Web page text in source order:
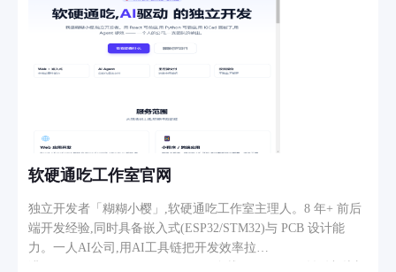
付宝/微信/银行/美团等场景）自动解析金额、类型（收入/支
出）、商户名称，弹窗预填确认。去重机制（5 秒窗口 + 复合
key）避免同条通知重复记账。关键词过滤排除非支付通知（B
站推送、充值成功等 20+ 条忽略规则）。 2. 手动记账：支持
色标识），输入金额、商户、备注即可快速完成，防连点重复
展示已用/剩余，达 80% 自动预警、超 100% 标红提醒。预警
通知栏推送（每分类每 3 天最多 1 次，避免骚扰）。 4. 周期
记账：支持每天/每周/每月/每季度等多种周期，App 打开时自
动补记漏掉的历史周期，可单独启用/禁用。 5. 数据可视化：
首页展示今日/本月收支卡片（横向滑动切换支出/收入）、分
类占比环形图（Skia 自绘）、近 7 天趋势折线图（Victory
Native）；月度报告页支持历史月份切换，展示环比变化、
软硬通吃工作室官网
独立开发者「糊糊小樱」,软硬通吃工作室主理人。8 年+ 前后
端开发经验,同时具备嵌入式(ESP32/STM32)与 PCB 设计能
力。一人AI公司,用AI工具链把开发效率拉